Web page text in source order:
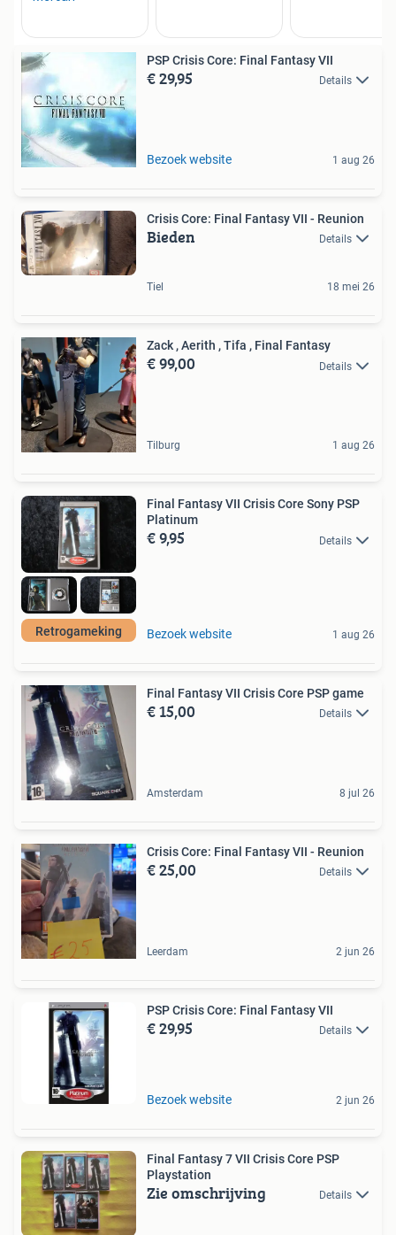
PSP Crisis Core: Final Fantasy VII
€ 29,95 Details
Bezoek website 1 aug 26
Crisis Core: Final Fantasy VII - Reunion
Bieden Details
Tiel 18 mei 26
Zack , Aerith , Tifa , Final Fantasy
€ 99,00 Details
Tilburg 1 aug 26
Retrogameking
Final Fantasy VII Crisis Core Sony PSP
Platinum
€ 9,95 Details
Bezoek website 1 aug 26
Final Fantasy VII Crisis Core PSP game
€ 15,00 Details
Amsterdam 8 jul 26
Crisis Core: Final Fantasy VII - Reunion
€ 25,00 Details
Leerdam 2 jun 26
PSP Crisis Core: Final Fantasy VII
€ 29,95 Details
Bezoek website 2 jun 26
Final Fantasy 7 VII Crisis Core PSP
Playstation
Zie omschrijving Details